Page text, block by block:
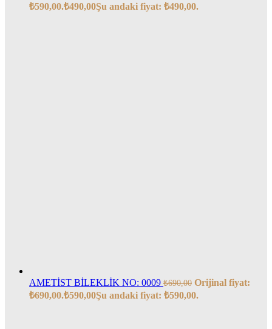
₺590,00.₺490,00Şu andaki fiyat: ₺490,00.
AMETİST BİLEKLİK NO: 0009 ₺690,00 Orijinal fiyat:
₺690,00.₺590,00Şu andaki fiyat: ₺590,00.